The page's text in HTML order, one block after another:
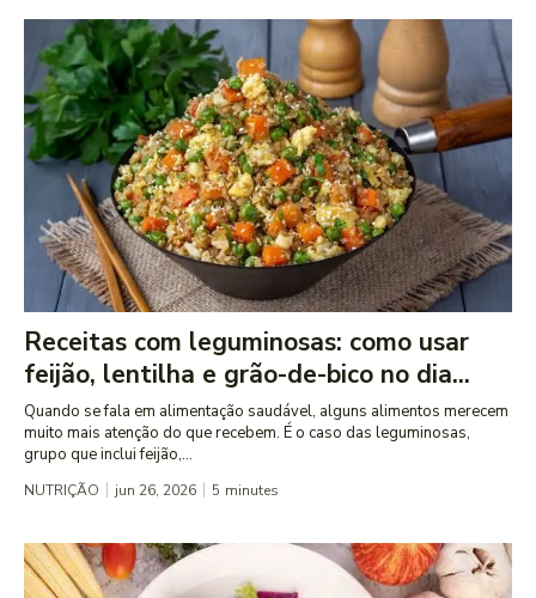
Receitas com leguminosas: como usar
feijão, lentilha e grão-de-bico no dia...
Quando se fala em alimentação saudável, alguns alimentos merecem
muito mais atenção do que recebem. É o caso das leguminosas,
grupo que inclui feijão,...
NUTRIÇÃO jun 26, 2026 5 minutes